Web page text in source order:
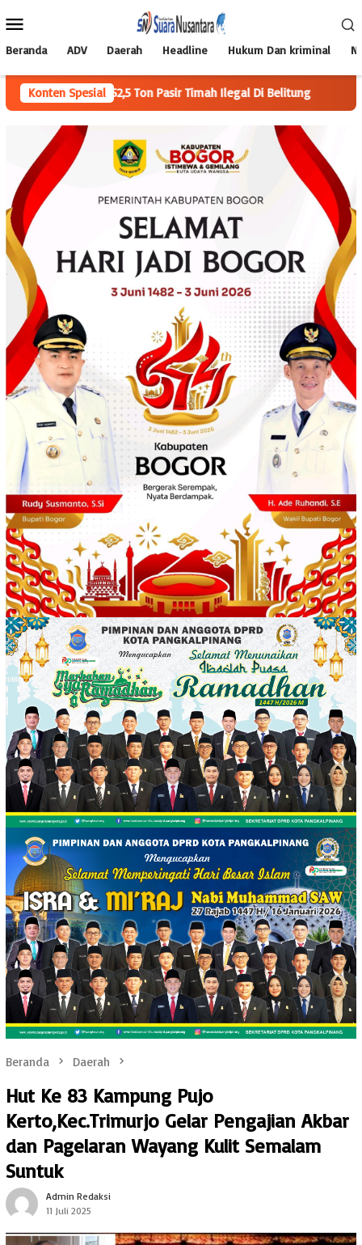
ke
Mobile
Beranda ADV Daerah Headline Hukum Dan kriminal
Konten Spesial
52,5 Ton Pasir Timah Ilegal Di Belitung Mahasiswa KKN
Beranda Daerah
Hut Ke 83 Kampung Pujo
Kerto,Kec.Trimurjo Gelar Pengajian Akbar
dan Pagelaran Wayang Kulit Semalam
Suntuk
Admin Redaksi
11 Juli 2025